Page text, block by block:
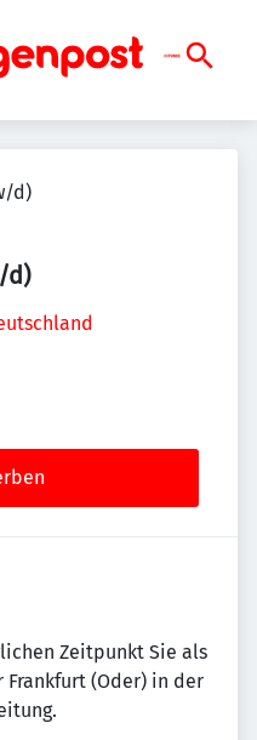
d)
d)
Zeitpunkt Sie als
Frankfurt (Oder) in der